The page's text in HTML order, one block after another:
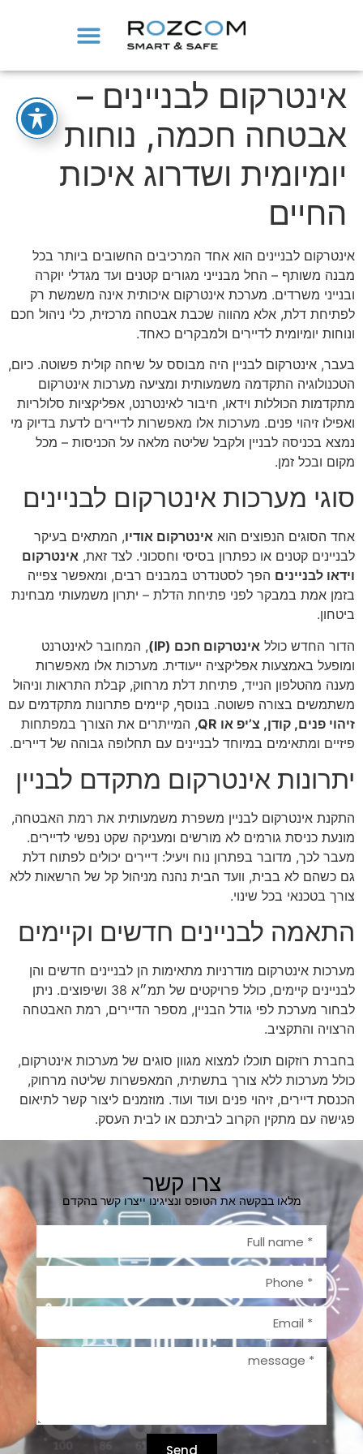
אינטרקום לבניינים –
אבטחה חכמה, נוחות
יומיומית ושדרוג איכות
החיים
אינטרקום לבניינים הוא אחד המרכיבים החשובים ביותר בכל
מבנה משותף – החל מבנייני מגורים קטנים ועד מגדלי יוקרה
ובנייני משרדים. מערכת אינטרקום איכותית אינה משמשת רק
לפתיחת דלת, אלא מהווה שכבת אבטחה מרכזית, כלי ניהול חכם
ונוחות יומיומית לדיירים ולמבקרים כאחד.
בעבר, אינטרקום לבניין היה מבוסס על שיחה קולית פשוטה. כיום,
הטכנולוגיה התקדמה משמעותית ומציעה מערכות אינטרקום
מתקדמות הכוללות וידאו, חיבור לאינטרנט, אפליקציות סלולריות
ואפילו זיהוי פנים. מערכות אלו מאפשרות לדיירים לדעת בדיוק מי
נמצא בכניסה לבניין ולקבל שליטה מלאה על הכניסות – מכל
מקום ובכל זמן.
סוגי מערכות אינטרקום לבניינים
אחד הסוגים הנפוצים הוא אינטרקום אודיו, המתאים בעיקר
לבניינים קטנים או כפתרון בסיסי וחסכוני. לצד זאת, אינטרקום
וידאו לבניינים הפך לסטנדרט במבנים רבים, ומאפשר צפייה
בזמן אמת במבקר לפני פתיחת הדלת – יתרון משמעותי מבחינת
ביטחון.
הדור החדש כולל אינטרקום חכם (IP)
, המחובר לאינטרנט
ומופעל באמצעות אפליקציה ייעודית. מערכות אלו מאפשרות
מענה מהטלפון הנייד, פתיחת דלת מרחוק, קבלת התראות וניהול
משתמשים בצורה פשוטה. בנוסף, קיימים פתרונות מתקדמים עם
זיהוי פנים, קודן, צ’יפ או QR
, המייתרים את הצורך במפתחות
פיזיים ומתאימים במיוחד לבניינים עם תחלופה גבוהה של דיירים.
יתרונות אינטרקום מתקדם לבניין
התקנת אינטרקום לבניין משפרת משמעותית את רמת האבטחה,
מונעת כניסת גורמים לא מורשים ומעניקה שקט נפשי לדיירים.
מעבר לכך, מדובר בפתרון נוח ויעיל: דיירים יכולים לפתוח דלת
גם כשהם לא בבית, וועד הבית נהנה מניהול קל של הרשאות ללא
צורך בטכנאי בכל שינוי.
התאמה לבניינים חדשים וקיימים
מערכות אינטרקום מודרניות מתאימות הן לבניינים חדשים והן
לבניינים קיימים, כולל פרויקטים של תמ״א 38 ושיפוצים. ניתן
לבחור מערכת לפי גודל הבניין, מספר הדיירים, רמת האבטחה
הרצויה והתקציב.
בחברת רוזקום תוכלו למצוא מגוון סוגים של מערכות אינטרקום,
כולל מערכות ללא צורך בתשתית, המאפשרות שליטה מרחוק,
הכנסת דיירים, זיהוי פנים ועוד ועוד. מוזמנים ליצור קשר לתיאום
פגישה עם מתקין הקרוב לביתכם או לבית העסק.
צרו קשר
מלאו בבקשה את הטופס ונציגינו ייצרו קשר בהקדם
Send